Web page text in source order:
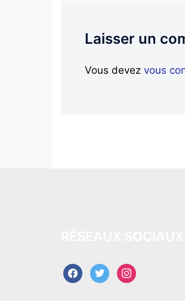
Laisser un
Vous devez vous
facebook
twitterinstagram